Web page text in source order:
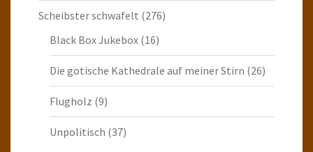
Scheibster schwafelt (276)
Black Box Jukebox (16)
Die gotische Kathedrale auf meiner Stirn (26)
Flugholz (9)
Unpolitisch (37)